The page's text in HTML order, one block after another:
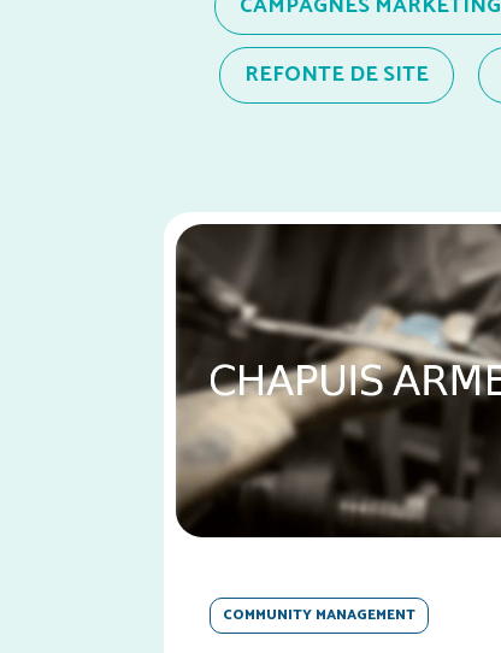
REFONTE DE SITE
COMMUNITY MANAGEMENT